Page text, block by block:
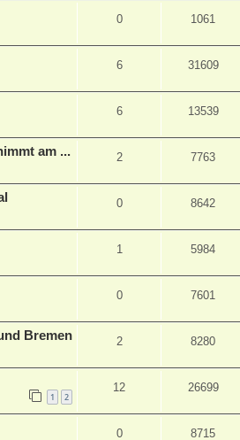
0 1061
6 31609
6 13539
am ... 2 7763
0 8642
1 5984
0 7601
Bremen 2 8280
1 2
12 26699
0 8715